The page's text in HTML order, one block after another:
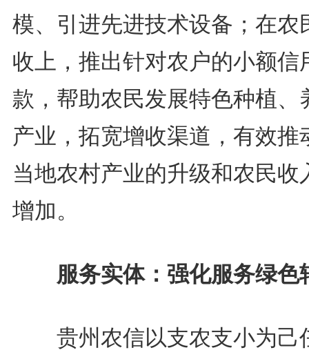
模、引进先进技术设备；在农
收上，推出针对农户的小额信
款，帮助农民发展特色种植、
产业，拓宽增收渠道，有效推
当地农村产业的升级和农民收
增加。
服务实体：强化服务绿色
贵州农信以支农支小为己